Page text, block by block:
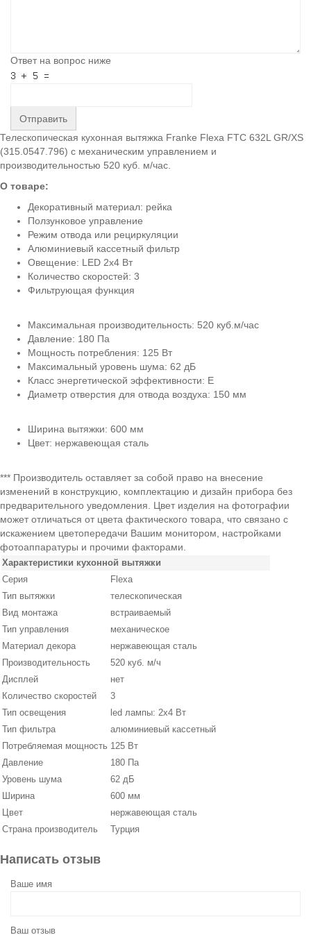
Ответ на вопрос ниже
Отправить
Телескопическая кухонная вытяжка Franke Flexa FTC 632L GR/XS
(315.0547.796) с механическим управлением и
производительностью 520 куб. м/час.
О товаре:
Декоративный материал: рейка
Ползунковое управление
Режим отвода или рециркуляции
Алюминиевый кассетный фильтр
Овещение: LED 2x4 Вт
Количество скоростей: 3
Фильтрующая функция
Максимальная производительность: 520 куб.м/час
Давление: 180 Па
Мощность потребления: 125 Вт
Максимальный уровень шума: 62 дБ
Класс энергетической эффективности: Е
Диаметр отверстия для отвода воздуха: 150 мм
Ширина вытяжки: 600 мм
Цвет: нержавеющая сталь
*** Производитель оставляет за собой право на внесение
изменений в конструкцию, комплектацию и дизайн прибора без
предварительного уведомления. Цвет изделия на фотографии
может отличаться от цвета фактического товара, что связано с
искажением цветопередачи Вашим монитором, настройками
фотоаппаратуры и прочими факторами.
Характеристики кухонной вытяжки
Серия
Flexa
Тип вытяжки
телескопическая
Вид монтажа
встраиваемый
Тип управления
механическое
Материал декора
нержавеющая сталь
Производительность
520 куб. м/ч
Дисплей
нет
Количество скоростей
3
Тип освещения
led лампы: 2х4 Вт
Тип фильтра
алюминиевый кассетный
Потребляемая мощность 125 Вт
Давление
180 Па
Уровень шума
62 дБ
Ширина
600 мм
Цвет
нержавеющая сталь
Страна производитель
Турция
Написать отзыв
Ваше имя
Ваш отзыв